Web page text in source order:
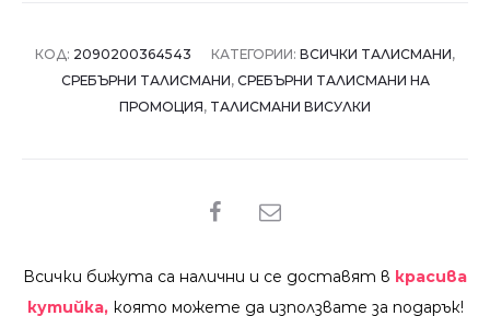
КОД: 2090200364543 КАТЕГОРИИ: ВСИЧКИ ТАЛИСМАНИ,
СРЕБЪРНИ ТАЛИСМАНИ, СРЕБЪРНИ ТАЛИСМАНИ НА
ПРОМОЦИЯ, ТАЛИСМАНИ ВИСУЛКИ
SHARE
Всички бижута са налични и се доставят в красива
кутийка, която можете да използвате за подарък!